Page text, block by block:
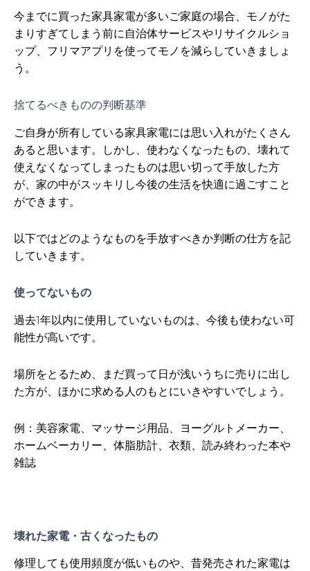
今までに買った家具家電が多いご家庭の場合、モノがた
まりすぎてしまう前に自治体サービスやリサイクルショ
ップ、フリマアプリを使ってモノを減らしていきましょ
う。
捨てるべきものの判断基準
ご自身が所有している家具家電には思い入れがたくさん
あると思います。しかし、使わなくなったもの、壊れて
使えなくなってしまったものは思い切って手放した方
が、家の中がスッキリし今後の生活を快適に過ごすこと
ができます。
以下ではどのようなものを手放すべきか判断の仕方を記
していきます。
使ってないもの
過去1年以内に使用していないものは、今後も使わない可
能性が高いです。
場所をとるため、まだ買って日が浅いうちに売りに出し
た方が、ほかに求める人のもとにいきやすいでしょう。
例：美容家電、マッサージ用品、ヨーグルトメーカー、
ホームベーカリー、体脂肪計、衣類、読み終わった本や
雑誌
壊れた家電・古くなったもの
修理しても使用頻度が低いものや、昔発売された家電は